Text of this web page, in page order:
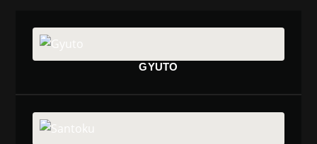
GYUTO